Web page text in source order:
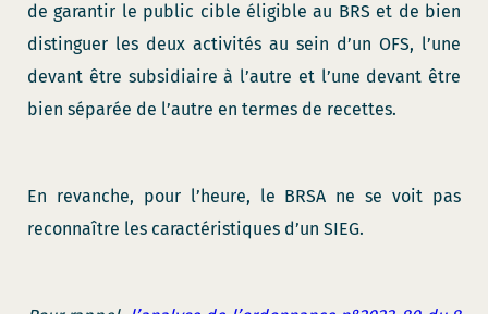
de garantir le public cible éligible au BRS et de bien
distinguer les deux activités au sein d’un OFS, l’une
devant être subsidiaire à l’autre et l’une devant être
bien séparée de l’autre en termes de recettes.
En revanche, pour l’heure, le BRSA ne se voit pas
reconnaître les caractéristiques d’un SIEG.